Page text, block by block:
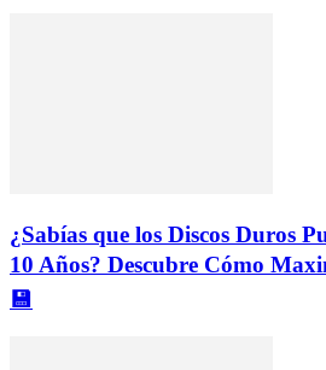
¿Sabías que los Discos Duros
10 Años? Descubre Cómo
💾